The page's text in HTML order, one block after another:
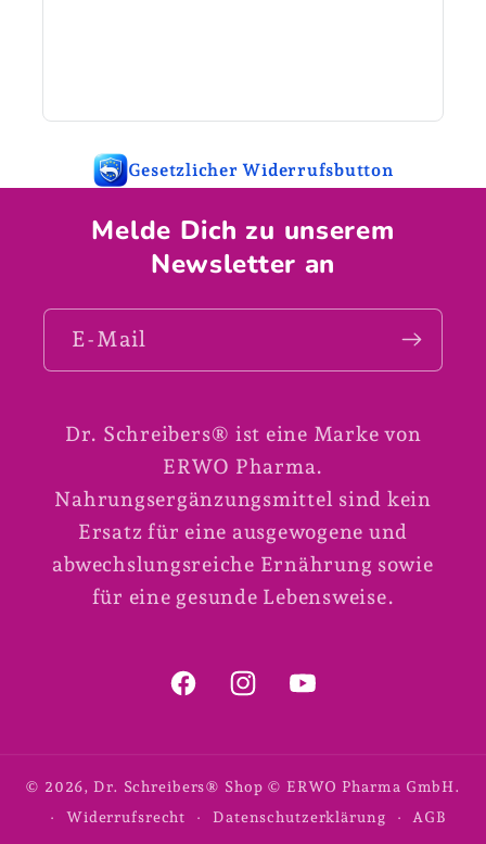
Gesetzlicher Widerrufsbutton
Melde Dich zu unserem
Newsletter an
E-Mail
Dr. Schreibers® ist eine Marke von
ERWO Pharma.
Nahrungsergänzungsmittel sind kein
Ersatz für eine ausgewogene und
abwechslungsreiche Ernährung sowie
für eine gesunde Lebensweise.
FacebookInstagramYouTube
© 2026, Dr. Schreibers® Shop © ERWO Pharma GmbH.
Widerrufsrecht
Datenschutzerklärung AGB